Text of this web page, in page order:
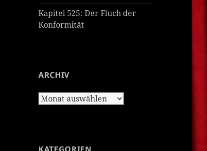
Kapitel 525: Der Fluch der
Konformität
ARCHIV
Archiv